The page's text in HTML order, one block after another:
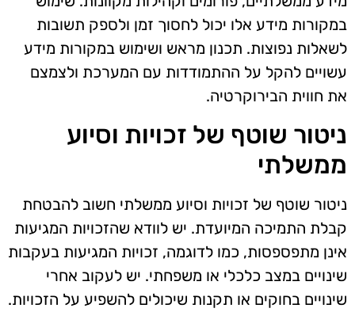
במקורות מידע אלו יכול לחסוך זמן ולספק תשובות
לשאלות נפוצות. תכנון מראש ושימוש במקורות מידע
עשויים להקל על ההתמודדות עם המערכת ולצמצם
את חווית הבירוקרטיה.
ניטור שוטף של זכויות וסיוע
ממשלתי
ניטור שוטף של זכויות וסיוע ממשלתי חשוב להבטחת
קבלת התמיכה המיועדת. יש לוודא שהזכויות המגיעות
אינן מתפספסות, כמו לדוגמה, זכויות המגיעות בעקבות
שינויים במצב כלכלי או משפחתי. יש לעקוב אחרי
שינויים בחוקים או תקנות שיכולים להשפיע על הזכויות.